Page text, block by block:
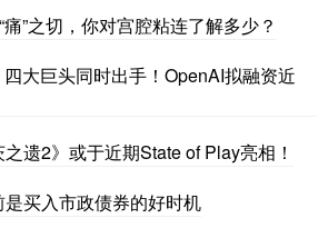
痛”之切，你对宫腔粘连了解多少？
大巨头同时出手！OpenAI拟融资近
遗2》或于近期State of Play亮相！
买入市政债券的好时机